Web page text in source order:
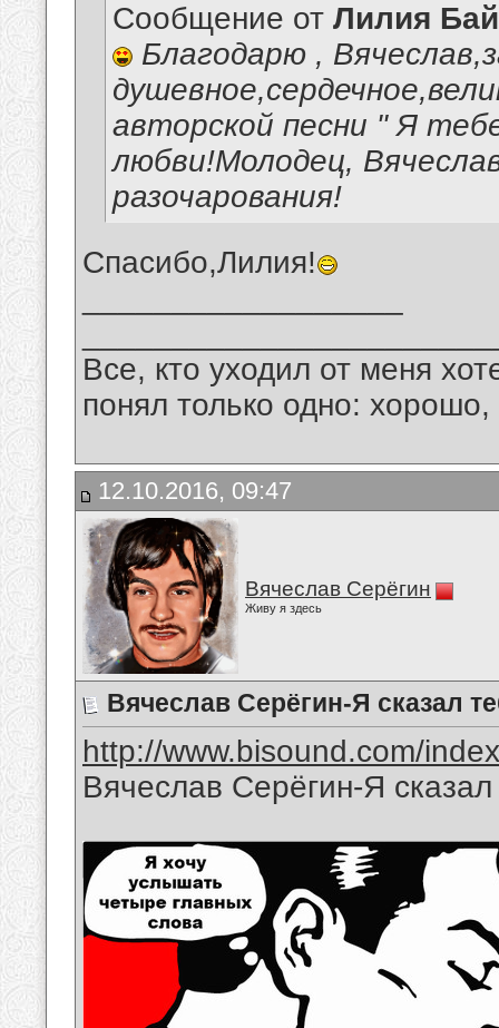
Сообщение от Лилия
Благодарю ,
авторской песни " Я
любви!Молодец,
разочарования!
Спасибо,Лилия!
Все, кто уходил от меня
понял только одно:
12.10.2016, 09:47
Вячеслав Серёгин
Живу я здесь
Вячеслав Серёгин-Я сказал
http://www.bisound.com/
Вячеслав Серёгин-Я